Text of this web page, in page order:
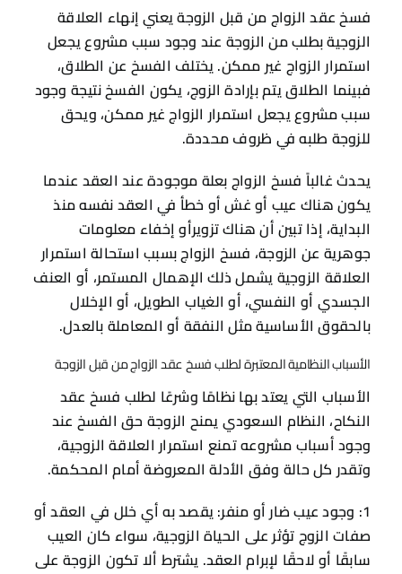
فسخ عقد الزواج من قبل الزوجة يعني إنهاء العلاقة
الزوجية بطلب من الزوجة عند وجود سبب مشروع يجعل
استمرار الزواج غير ممكن. يختلف الفسخ عن الطلاق،
فبينما الطلاق يتم بإرادة الزوج، يكون الفسخ نتيجة وجود
سبب مشروع يجعل استمرار الزواج غير ممكن، ويحق
للزوجة طلبه في ظروف محددة.
يحدث غالباً فسخ الزواج بعلة موجودة عند العقد عندما
يكون هناك عيب أو غش أو خطأ في العقد نفسه منذ
البداية، إذا تبين أن هناك تزويرأو إخفاء معلومات
جوهرية عن الزوجة، فسخ الزواج بسبب استحالة استمرار
العلاقة الزوجية يشمل ذلك الإهمال المستمر، أو العنف
الجسدي أو النفسي، أو الغياب الطويل، أو الإخلال
بالحقوق الأساسية مثل النفقة أو المعاملة بالعدل.
الأسباب النظامية المعتبرة لطلب فسخ عقد الزواج من قبل الزوجة
الأسباب التي يعتد بها نظامًا وشرعًا لطلب فسخ عقد
النكاح، النظام السعودي يمنح الزوجة حق الفسخ عند
وجود أسباب مشروعه تمنع استمرار العلاقة الزوجية،
وتقدر كل حالة وفق الأدلة المعروضة أمام المحكمة.
1: وجود عيب ضار أو منفر: يقصد به أي خلل في العقد أو
صفات الزوج تؤثر على الحياة الزوجية، سواء كان العيب
سابقًا أو لاحقًا لإبرام العقد. يشترط ألا تكون الزوجة على